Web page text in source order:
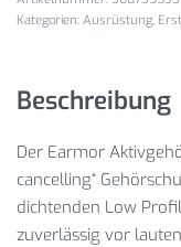
Kategorien: Ausrüstung,
Beschreibung
Der Earmor
cancelling“
dichtenden Low
zuverlässig vor